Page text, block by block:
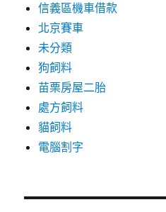
信義區機車借款
北京賽車
未分類
狗飼料
苗栗房屋二胎
處方飼料
貓飼料
電腦割字